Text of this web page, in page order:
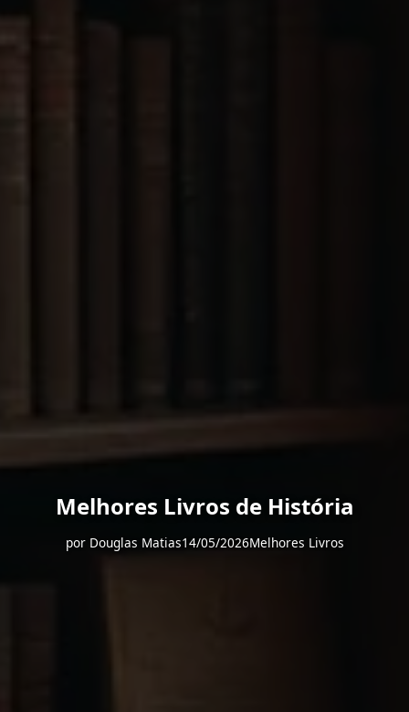
Melhores Livros de História
por Douglas Matias14/05/2026Melhores Livros